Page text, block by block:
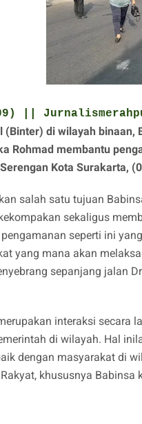
||
(Binter) di wilayah
Rohmad membantu
Kota Surakarta,
salah satu tujuan
sekaligus
seperti ini
yang mana akan
sepanjang jalan
interaksi secara
di wilayah. Hal
dengan masyarakat di
khususnya